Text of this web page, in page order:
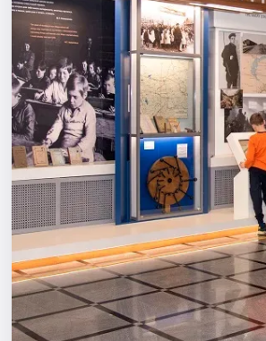
Города
Площадки
Артисты
Рейтинги